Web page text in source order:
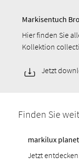
Markisentuch
Hier finden Sie
Kollektion
Jetzt
Finden Sie
markilux planet
Jetzt